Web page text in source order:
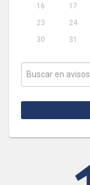
16
17
23
24
30
31